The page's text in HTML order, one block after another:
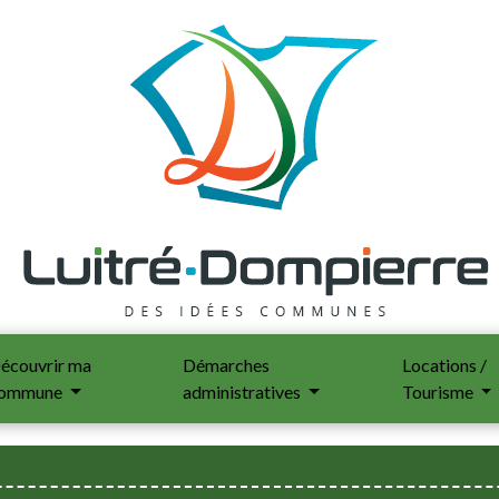
ma
Démarches
administratives
Locations /
Tourisme